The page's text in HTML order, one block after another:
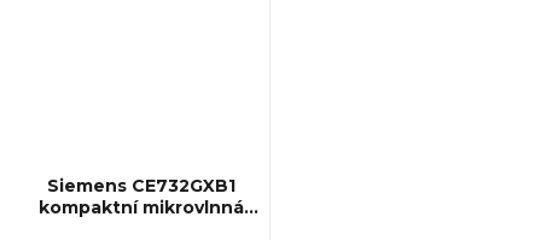
Siemens CE732GXB1
kompaktní mikrovlnná